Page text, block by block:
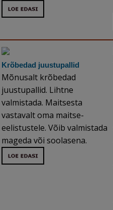
Krõbedad juustupallid
Mõnusalt krõbedad
juustupallid. Lihtne
valmistada. Maitsesta
vastavalt oma maitse-
eelistustele. Võib valmistada
mageda või soolasena.